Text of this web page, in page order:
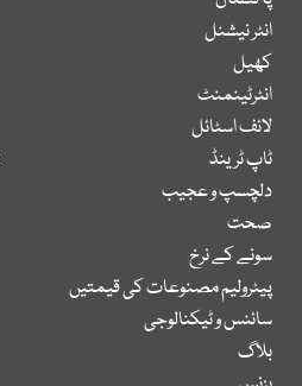
انٹر نیشنل
کھیل
انٹرٹینمنٹ
لائف اسٹائل
ٹاپ ٹرینڈ
دلچسپ و عجیب
صحت
سونے کے نرخ
پیٹرولیم مصنوعات کی قیمتیں
سائنس و ٹیکنالوجی
بلاگ